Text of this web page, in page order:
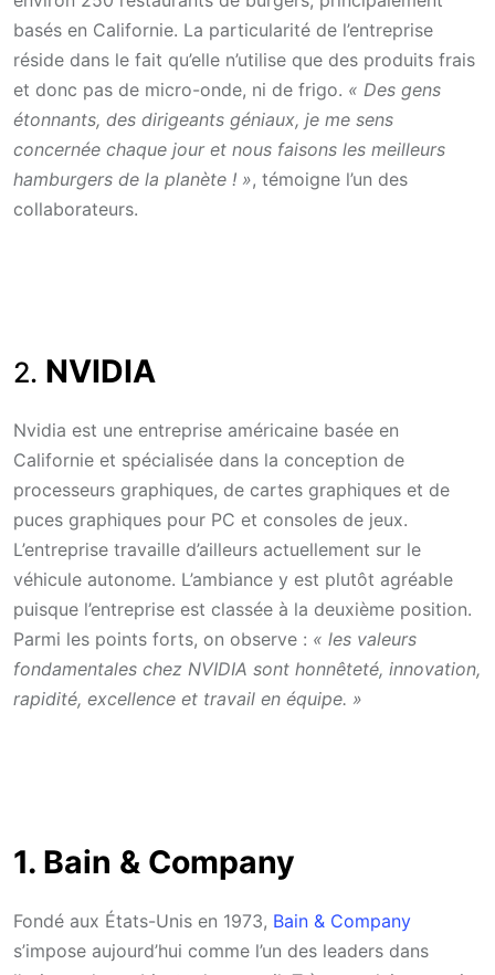
basés en Californie. La particularité de l’entreprise
réside dans le fait qu’elle n’utilise que des produits frais
et donc pas de micro-onde, ni de frigo. « Des gens
étonnants, des dirigeants géniaux, je me sens
concernée chaque jour et nous faisons les meilleurs
hamburgers de la planète ! », témoigne l’un des
collaborateurs.
2. NVIDIA
Nvidia est une entreprise américaine basée en
Californie et spécialisée dans la conception de
processeurs graphiques, de cartes graphiques et de
puces graphiques pour PC et consoles de jeux.
L’entreprise travaille d’ailleurs actuellement sur le
véhicule autonome. L’ambiance y est plutôt agréable
puisque l’entreprise est classée à la deuxième position.
Parmi les points forts, on observe : « les valeurs
fondamentales chez NVIDIA sont honnêteté, innovation,
rapidité, excellence et travail en équipe. »
1. Bain & Company
Fondé aux États-Unis en 1973, Bain & Company
s’impose aujourd’hui comme l’un des leaders dans